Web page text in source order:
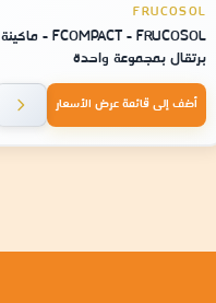
FRUCOSOL
FCOMPACT - FRUCOSOL - ماكينة
برتقال بمجموعة واحدة
أضف إلى قائمة عرض الأسعار